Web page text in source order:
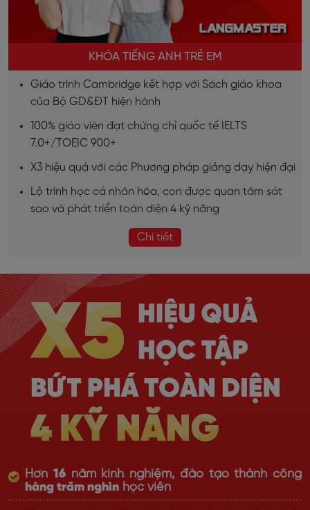
KHÓA TIẾNG ANH TRẺ EM
Giáo trình Cambridge kết hợp với Sách giáo khoa
của Bộ GD&ĐT hiện hành
100% giáo viên đạt chứng chỉ quốc tế IELTS
7.0+/TOEIC 900+
X3 hiệu quả với các Phương pháp giảng dạy hiện đại
Lộ trình học cá nhân hóa, con được quan tâm sát
sao và phát triển toàn diện 4 kỹ năng
Chi tiết
Hơn 16năm kinh nghiệm, đào tạo thành công
hàng trăm nghìn học viên